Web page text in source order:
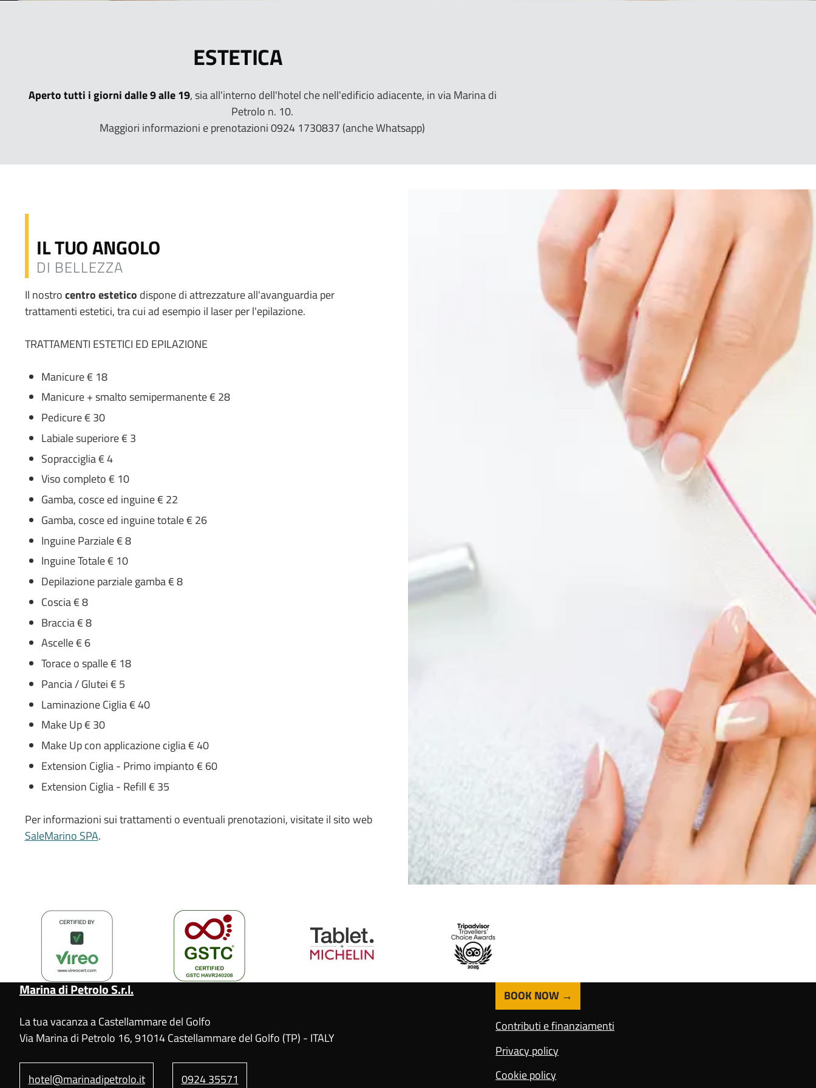
ESTETICA
Aperto tutti i giorni dalle 9 alle 19, sia all'interno dell'hotel che nell'edificio adiacente, in via Marina di
Petrolo n. 10.
Maggiori informazioni e prenotazioni 0924 1730837 (anche Whatsapp)
IL TUO ANGOLO
DI BELLEZZA
Il nostrocentro estetico dispone di attrezzature all'avanguardia per
trattamenti estetici, tra cui ad esempio il laser per l'epilazione.
TRATTAMENTI ESTETICI ED EPILAZIONE
Manicure € 18
Manicure + smalto semipermanente € 28
Pedicure € 30
Labiale superiore € 3
Sopracciglia € 4
Viso completo € 10
Gamba, cosce ed inguine € 22
Gamba, cosce ed inguine totale € 26
Inguine Parziale € 8
Inguine Totale € 10
Depilazione parziale gamba € 8
Coscia € 8
Braccia € 8
Ascelle € 6
Torace o spalle € 18
Pancia / Glutei € 5
Laminazione Ciglia € 40
Make Up € 30
Make Up con applicazione ciglia € 40
Extension Ciglia - Primo impianto € 60
Extension Ciglia - Refill € 35
Per informazioni sui trattamenti o eventuali prenotazioni, visitate il sito web
SaleMarino SPA.
Marina di Petrolo S.r.l.
La tua vacanza a Castellammare del Golfo
Via Marina di Petrolo 16, 91014 Castellammare del Golfo (TP) - ITALY
hotel@marinadipetrolo.it 0924 35571
o
o
t
e
r
BOOK NOW
Contributi e finanziamenti
Privacy policy
Cookie policy